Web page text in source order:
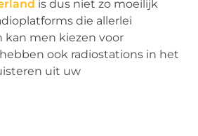
is dus niet zo moeilijk
die allerlei
kan men kiezen voor
ook radiostations in het
uit uw